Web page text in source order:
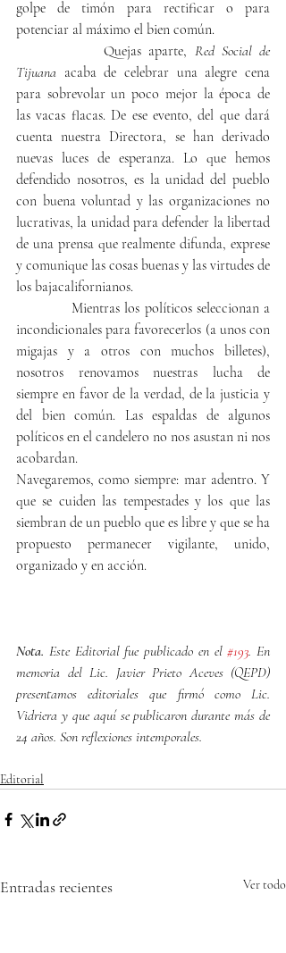
golpe de timón para rectificar o para
potenciar al máximo el bien común.
Quejas aparte, Red Social de
Tijuana acaba de celebrar una alegre cena
para sobrevolar un poco mejor la época de
las vacas flacas. De ese evento, del que dará
cuenta nuestra Directora, se han derivado
nuevas luces de esperanza. Lo que hemos
defendido nosotros, es la unidad del pueblo
con buena voluntad y las organizaciones no
lucrativas, la unidad para defender la libertad
de una prensa que realmente difunda, exprese
y comunique las cosas buenas y las virtudes de
los bajacalifornianos.
Mientras los políticos seleccionan a
incondicionales para favorecerlos (a unos con
migajas y a otros con muchos billetes),
nosotros renovamos nuestras lucha de
siempre en favor de la verdad, de la justicia y
del bien común. Las espaldas de algunos
políticos en el candelero no nos asustan ni nos
acobardan.
Navegaremos, como siempre: mar adentro. Y
que se cuiden las tempestades y los que las
siembran de un pueblo que es libre y que se ha
propuesto permanecer vigilante, unido,
organizado y en acción.
Nota. Este Editorial fue publicado en el #193. En
memoria del Lic. Javier Prieto Aceves (QEPD)
presentamos editoriales que firmó como Lic.
Vidriera y que aquí se publicaron durante más de
24 años. Son reflexiones intemporales.
Editorial
Entradas recientes Ver todo